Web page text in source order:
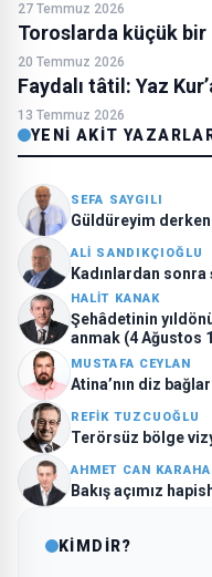
27 Temmuz 2026
Toroslarda küçük bir
20 Temmuz 2026
Faydalı tâtil: Yaz
13 Temmuz 2026
YENI AKIT
SEFA SAYGILI
Güldüreyim
ALI SANDIKÇIOĞLU
Kadınlardan
HALIT KANAK
Şehâdetinin
anmak (4 Ağustos
MUSTAFA CEYLAN
Atina’nın diz
REFIK TUZCUOĞLU
Terörsüz bölge
AHMET CAN
Bakış açımız
KİMDİR?